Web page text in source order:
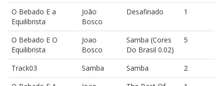
O Bebado E a
Equilibrista
João
Bosco
Desafinado 1
O Bebado E O
Equilibrista
Joao
Bosco
Samba (Cores
Do Brasil 0.02)
5
Track03 Samba Samba
2